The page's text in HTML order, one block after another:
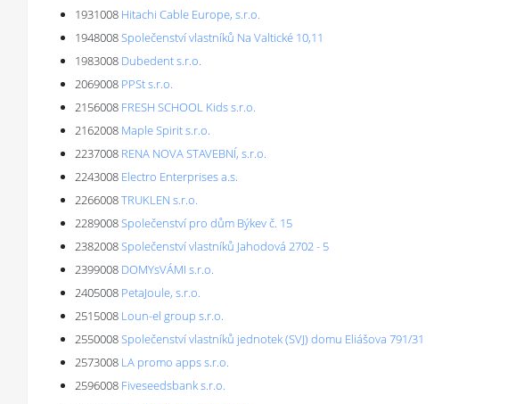
1931008 Hitachi Cable Europe, s.r.o.
1948008Společenství vlastníků Na Valtické 10,11
1983008 Dubedent s.r.o.
2069008 PPSt s.r.o.
2156008 FRESH SCHOOL Kids s.r.o.
2162008 Maple Spirit s.r.o.
2237008 RENA NOVA STAVEBNÍ, s.r.o.
2243008 Electro Enterprises a.s.
2266008TRUKLEN s.r.o.
2289008Společenství pro dům Býkev č. 15
2382008Společenství vlastníků Jahodová 2702 - 5
2399008 DOMYsVÁMI s.r.o.
2405008 PetaJoule, s.r.o.
2515008 Loun-el group s.r.o.
2550008Společenství vlastníků jednotek (SVJ) domu Eliášova 791/31
2573008 LA promo apps s.r.o.
2596008 Fiveseedsbank s.r.o.